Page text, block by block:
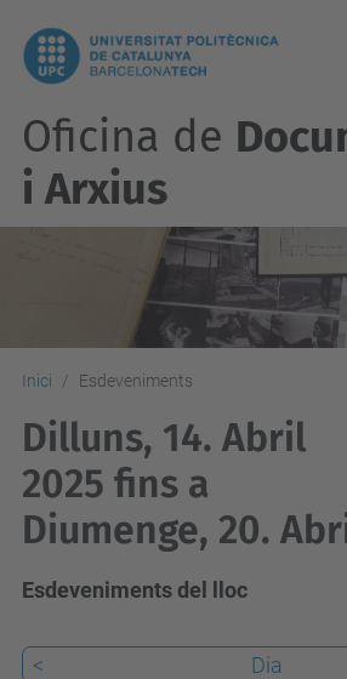
Oficina de
i Arxius
Inici Esdeveniments
Dilluns, 14. Abril
2025 fins a
Diumenge, 20.
Esdeveniments del lloc
< Dia